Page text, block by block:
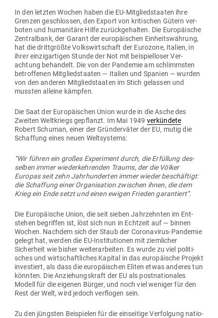
In den letzten Wochen haben die EU-Mit­glied­staaten ihre
Grenzen geschlossen, den Export von kri­ti­schen Gütern ver­
boten und huma­nitäre Hilfe zurück­ge­halten. Die Euro­päische
Zen­tralbank, der Garant der euro­päi­schen Ein­heits­währung,
hat die dritt­größte Volks­wirt­schaft der Eurozone, Italien, in
ihrer ein­zig­ar­tigen Stunde der Not mit bei­spiel­loser Ver­
achtung behandelt. Die von der Pan­demie am schlimmsten
betrof­fenen Mit­glied­staaten — Italien und Spanien — wurden
von den anderen Mit­glied­staaten im Stich gelassen und
mussten alleine kämpfen.
Die Saat der Euro­päi­schen Union wurde in die Asche des
Zweiten Welt­kriegs gepflanzt. Im Mai 1949 ver­kündete
Robert Schuman, einer der Grün­der­väter der EU, mutig die
Schaffung eines neuen Weltsystems:
“Wir führen ein großes Expe­riment durch, die Erfüllung des­
selben immer wie­der­keh­renden Traums, der die Völker
Europas seit zehn Jahr­hun­derten immer wieder beschäftigt:
die Schaffung einer Orga­ni­sation zwi­schen ihnen, die dem
Krieg ein Ende setzt und einen ewigen Frieden garantiert”.
Die Euro­päische Union, die seit sieben Jahr­zehnten im Ent­
stehen begriffen ist, löst sich nun in Echtzeit auf — binnen
Wochen. Nachdem sich der Staub der Coro­na­virus-Pan­demie
gelegt hat, werden die EU-Insti­tu­tionen mit ziem­licher
Sicherheit wie bisher wei­ter­ar­beiten. Es wurde zu viel poli­ti­
sches und wirt­schaft­liches Kapital in das euro­päische Projekt
inves­tiert, als dass die euro­päi­schen Eliten etwas anderes tun
könnten. Die Anzie­hungs­kraft der EU als post­na­tio­nales
Modell für die eigenen Bürger, und noch viel weniger für den
Rest der Welt, wird jedoch ver­flogen sein.
Zu den jüngsten Bei­spielen für die ein­seitige Ver­folgung natio­